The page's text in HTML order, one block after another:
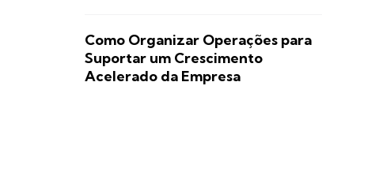
Como Organizar Operações para
Suportar um Crescimento
Acelerado da Empresa